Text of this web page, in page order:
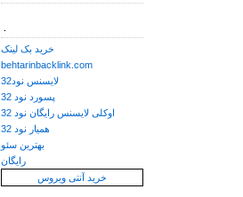
خرید بک لینک
behtarinbacklink.com
لایسنس نود32
پسورد نود 32
اوکلی لایسنس رایگان نود 32
همیار نود 32
بهترین سئو
رایگان
خرید آنتی ویروس